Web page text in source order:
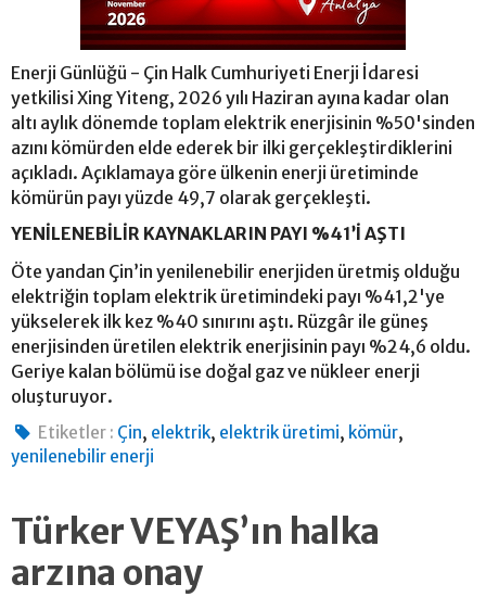
Enerji Günlüğü - Çin Halk Cumhuriyeti Enerji İdaresi
yetkilisi Xing Yiteng, 2026 yılı Haziran ayına kadar olan
altı aylık dönemde toplam elektrik enerjisinin %50'sinden
azını kömürden elde ederek bir ilki gerçekleştirdiklerini
açıkladı. Açıklamaya göre ülkenin enerji üretiminde
kömürün payı yüzde 49,7 olarak gerçekleşti.
YENİLENEBİLİR KAYNAKLARIN PAYI %41’İ AŞTI
Öte yandan Çin’in yenilenebilir enerjiden üretmiş olduğu
elektriğin toplam elektrik üretimindeki payı %41,2'ye
yükselerek ilk kez %40 sınırını aştı. Rüzgâr ile güneş
enerjisinden üretilen elektrik enerjisinin payı %24,6 oldu.
Geriye kalan bölümü ise doğal gaz ve nükleer enerji
oluşturuyor.
Etiketler : Çin, elektrik, elektrik üretimi, kömür,
yenilenebilir enerji
Türker VEYAŞ’ın halka
arzına onay